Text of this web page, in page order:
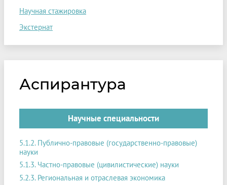
Научная стажировка
Экстернат
Аспирантура
Научные специальности
5.1.2. Публично-правовые (государственно-правовые)
науки
5.1.3. Частно-правовые (цивилистические) науки
5.2.3. Региональная и отраслевая экономика